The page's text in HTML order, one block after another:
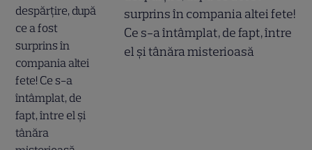
surprins în compania altei fete!
Ce s-a întâmplat, de fapt, între
el și tânăra misterioasă